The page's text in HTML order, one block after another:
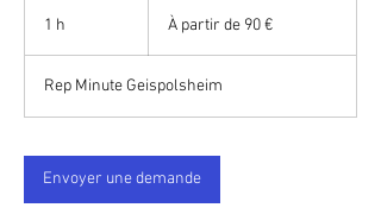
1 h
partir
euros
À partir de 90 €
Rep Minute Geispolsheim
Envoyer une demande